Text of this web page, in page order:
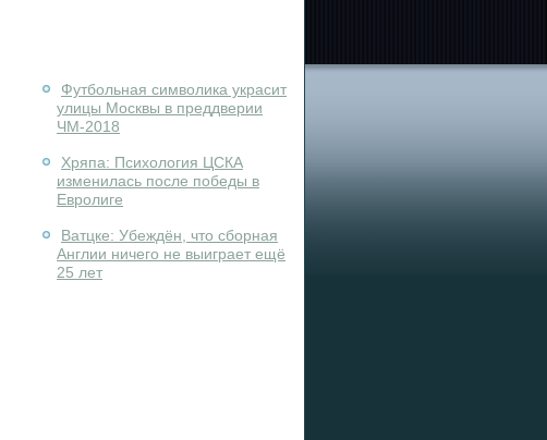
Футбольная символика украсит
улицы Москвы в преддверии
ЧМ-2018
Хряпа: Психология ЦСКА
изменилась после победы в
Евролиге
Ватцке: Убеждён, что сборная
Англии ничего не выиграет ещё
25 лет